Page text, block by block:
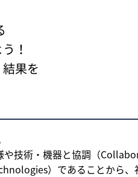
！
果を
技術・機器と協調（
）であることから、